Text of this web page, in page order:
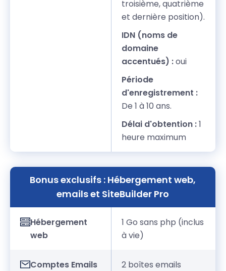
troisième, quatrième
et dernière position).
IDN (noms de
domaine
accentués) :oui
Période
d'enregistrement :
De 1 à 10 ans.
Délai d'obtention :1
heure maximum
Bonus exclusifs : Hébergement web,
emails et SiteBuilder Pro
Hébergement
web
1 Go sans php (inclus
à vie)
Comptes Emails
2 boîtes emails